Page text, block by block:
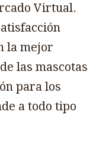
Virtual.
la mejor
las mascotas
para los
a todo tipo